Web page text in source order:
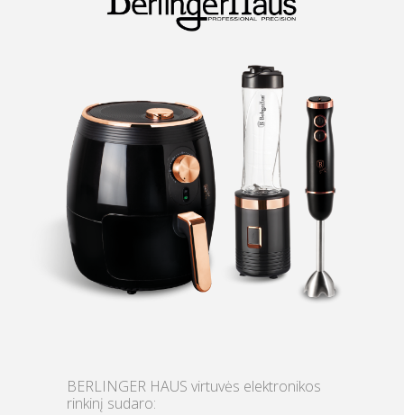
BERLINGER HAUS virtuvės elektronikos
rinkinį sudaro: